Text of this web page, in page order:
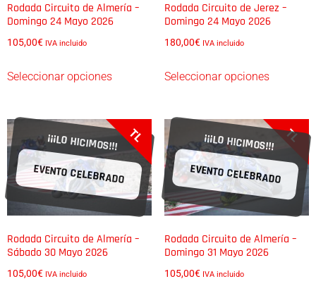
Rodada Circuito de Almería –
Domingo 24 Mayo 2026
105,00€ IVA incluido
Seleccionar opciones
Rodada Circuito de Jerez –
Domingo 24 Mayo 2026
180,00€ IVA incluido
Seleccionar opciones
¡¡¡LO HICIMOS!!!
EVENTO CELEBRADO
TL
Rodada Circuito de Almería –
Sábado 30 Mayo 2026
105,00€ IVA incluido
TL
¡¡¡LO HICIMOS!!!
EVENTO CELEBRADO
Rodada Circuito de Almería –
Domingo 31 Mayo 2026
105,00€ IVA incluido